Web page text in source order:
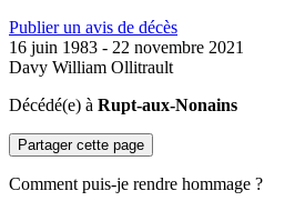
Publier un avis de décès
16 juin 1983 - 22 novembre 2021
Davy William Ollitrault
Décédé(e) à Rupt-aux-Nonains
Partager cette page
Comment puis-je rendre hommage ?